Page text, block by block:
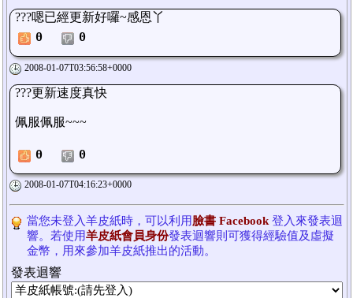
???嗯已經更新好囉~感恩丫
0
0
2008-01-07T03:56:58+0000
???更新速度真快
佩服佩服~~~
0 0
2008-01-07T04:16:23+0000
當您未登入羊皮紙時，可以利用臉書 Facebook登入來發表迴
響。若使用羊皮紙會員身份發表迴響則可獲得經驗值及虛擬
金幣，用來參加羊皮紙推出的活動。
發表迴響